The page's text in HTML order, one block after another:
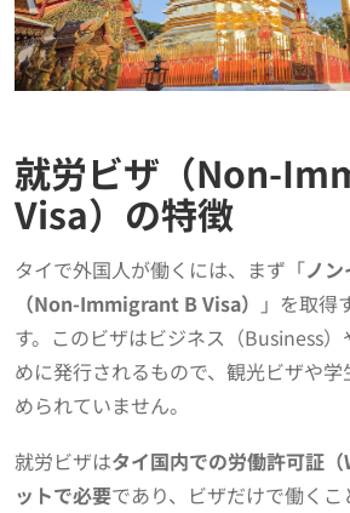
就労ビザ（Non-
Visa）の特徴
タイで外国人が働くには、まず「ノ
（Non-Immigrant B Visa） 」を取得
す。このビザはビジネス（Business
めに発行されるもので、観光ビザや
められていません。
就労ビザはタイ国内での労働許可証
ットで必要であり、ビザだけで働く